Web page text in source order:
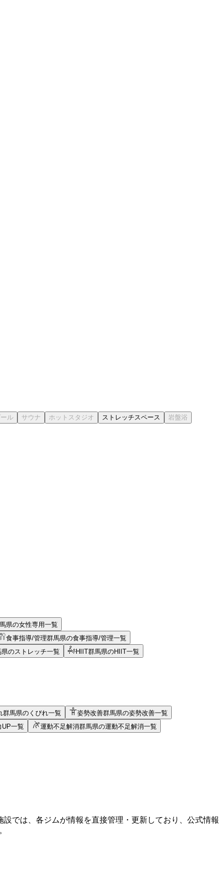
ストレッチスペース
県の女性専用一覧
食事指導/管理群馬県の食事指導/管理一覧
県のストレッチ一覧
HIIT群馬県のHIIT一覧
群馬県のくびれ一覧 姿勢改善群馬県の姿勢改善一覧
UP一覧
運動不足解消群馬県の運動不足解消一覧
では、各ジムが情報を直接管理・更新しており、公式情報